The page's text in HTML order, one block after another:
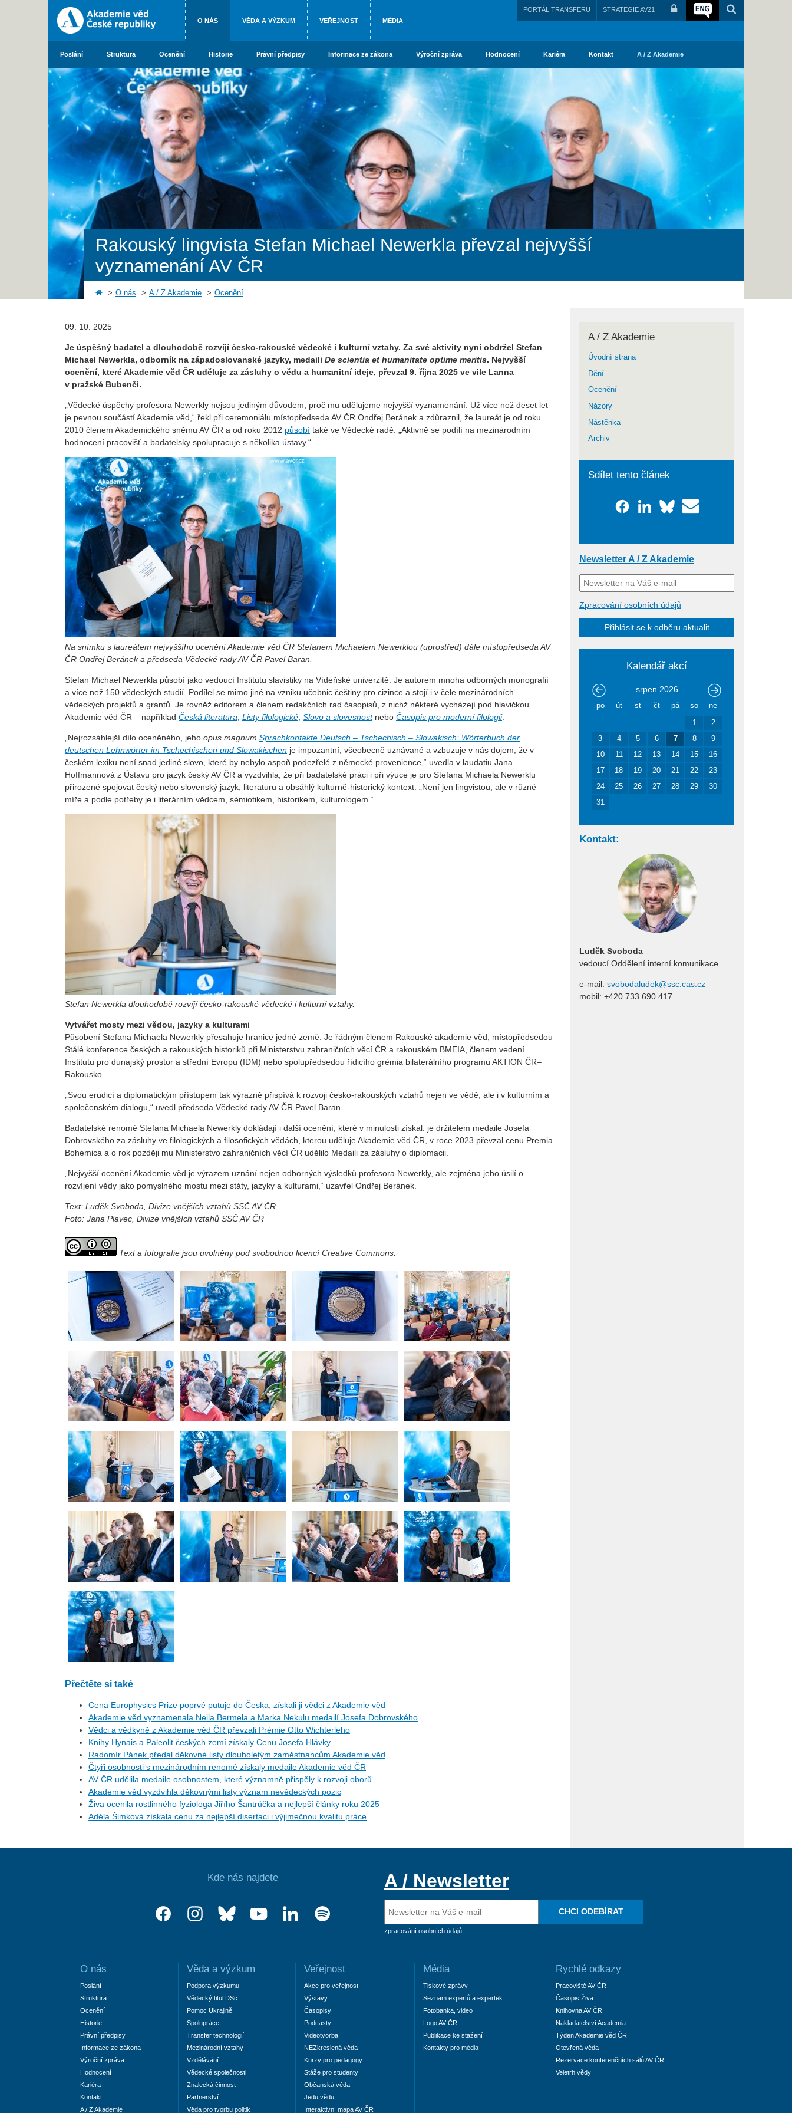
O NÁS VĚDA A VÝZKUM VEŘEJNOST MÉDIA
PORTÁL TRANSFERU STRATEGIE AV21
Poslání Struktura Ocenění Historie Právní předpisy Informace ze zákona Výroční zpráva Hodnocení Kariéra Kontakt A / Z Akademie
Rakouský lingvista Stefan Michael Newerkla převzal nejvyšší
vyznamenání AV ČR
O nás A / Z Akademie Ocenění
09. 10. 2025
Je úspěšný badatel a dlouhodobě rozvíjí česko-rakouské vědecké i kulturní vztahy. Za své aktivity nyní obdržel Stefan
Michael Newerkla, odborník na západoslovanské jazyky, medaili De scientia et humanitate optime meritis. Nejvyšší
ocenění, které Akademie věd ČR uděluje za zásluhy o vědu a humanitní ideje, převzal 9. října 2025 ve vile Lanna
v pražské Bubenči.
„Vědecké úspěchy profesora Newerkly nejsou jediným důvodem, proč mu udělujeme nejvyšší vyznamenání. Už více než deset let
je pevnou součástí Akademie věd,“ řekl při ceremoniálu místopředseda AV ČR Ondřej Beránek a zdůraznil, že laureát je od roku
2010 členem Akademického sněmu AV ČR a od roku 2012 působí také ve Vědecké radě: „Aktivně se podílí na mezinárodním
hodnocení pracovišť a badatelsky spolupracuje s několika ústavy.“
Na snímku s laureátem nejvyššího ocenění Akademie věd ČR Stefanem Michaelem Newerklou (uprostřed) dále místopředseda AV
ČR Ondřej Beránek a předseda Vědecké rady AV ČR Pavel Baran.
Stefan Michael Newerkla působí jako vedoucí Institutu slavistiky na Vídeňské univerzitě. Je autorem mnoha odborných monografií
a více než 150 vědeckých studií. Podílel se mimo jiné na vzniku učebnic češtiny pro cizince a stojí i v čele mezinárodních
vědeckých projektů a grantů. Je rovněž editorem a členem redakčních rad časopisů, z nichž některé vycházejí pod hlavičkou
Akademie věd ČR – například Česká literatura, Listy filologické, Slovo a slovesnostnebo Časopis pro moderní filologii.
„Nejrozsáhlejší dílo oceněného, jeho opus magnum Sprachkontakte Deutsch – Tschechisch – Slowakisch: Wörterbuch der
deutschen Lehnwörter im Tschechischen und Slowakischen je impozantní, všeobecně uznávané a vzbuzuje v nás dojem, že v
českém lexiku není snad jediné slovo, které by nebylo aspoň podezřelé z německé provenience,“ uvedla v laudatiu Jana
Hoffmannová z Ústavu pro jazyk český AV ČR a vyzdvihla, že při badatelské práci i při výuce je pro Stefana Michaela Newerklu
přirozené spojovat český nebo slovenský jazyk, literaturu a obsáhlý kulturně-historický kontext: „Není jen lingvistou, ale v různé
míře a podle potřeby je i literárním vědcem, sémiotikem, historikem, kulturologem.“
Stefan Newerkla dlouhodobě rozvíjí česko-rakouské vědecké i kulturní vztahy.
Vytvářet mosty mezi vědou, jazyky a kulturami
Působení Stefana Michaela Newerkly přesahuje hranice jedné země. Je řádným členem Rakouské akademie věd, místopředsedou
Stálé konference českých a rakouských historiků při Ministerstvu zahraničních věcí ČR a rakouském BMEIA, členem vedení
Institutu pro dunajský prostor a střední Evropu (IDM) nebo spolupředsedou řídicího grémia bilaterálního programu AKTION ČR–
Rakousko.
„Svou erudicí a diplomatickým přístupem tak výrazně přispívá k rozvoji česko-rakouských vztahů nejen ve vědě, ale i v kulturním a
společenském dialogu,“ uvedl předseda Vědecké rady AV ČR Pavel Baran.
Badatelské renomé Stefana Michaela Newerkly dokládají i další ocenění, které v minulosti získal: je držitelem medaile Josefa
Dobrovského za zásluhy ve filologických a filosofických vědách, kterou uděluje Akademie věd ČR, v roce 2023 převzal cenu Premia
Bohemica a o rok později mu Ministerstvo zahraničních věcí ČR udělilo Medaili za zásluhy o diplomacii.
„Nejvyšší ocenění Akademie věd je výrazem uznání nejen odborných výsledků profesora Newerkly, ale zejména jeho úsilí o
rozvíjení vědy jako pomyslného mostu mezi státy, jazyky a kulturami,“ uzavřel Ondřej Beránek.
Text: Luděk Svoboda, Divize vnějších vztahů SSČ AV ČR
Foto: Jana Plavec, Divize vnějších vztahů SSČ AV ČR
Text a fotografie jsou uvolněny pod svobodnou licencí Creative Commons.
Přečtěte si také
Cena Europhysics Prize poprvé putuje do Česka, získali ji vědci z Akademie věd
Akademie věd vyznamenala Neila Bermela a Marka Nekulu medailí Josefa Dobrovského
Vědci a vědkyně z Akademie věd ČR převzali Prémie Otto Wichterleho
Knihy Hynais a Paleolit českých zemí získaly Cenu Josefa Hlávky
Radomír Pánek předal děkovné listy dlouholetým zaměstnancům Akademie věd
Čtyři osobnosti s mezinárodním renomé získaly medaile Akademie věd ČR
AV ČR udělila medaile osobnostem, které významně přispěly k rozvoji oborů
Akademie věd vyzdvihla děkovnými listy význam nevědeckých pozic
Živa ocenila rostlinného fyziologa Jiřího Šantrůčka a nejlepší články roku 2025
Adéla Šimková získala cenu za nejlepší disertaci i výjimečnou kvalitu práce
A / Z Akademie
Úvodní strana
Dění
Ocenění
Názory
Nástěnka
Archiv
Sdílet tento článek
Newsletter A / Z Akademie
Zpracování osobních údajů
Přihlásit se k odběru aktualit
Kalendář akcí
srpen 2026
po út st čt pá so ne
1
2
3
4 5 6 7 8
9
10
11 12 13 14 15
16
17
18 19 20 21 22
23
24
25 26 27 28 29
30
31
Kontakt:
Luděk Svoboda
vedoucí Oddělení interní komunikace
e-mail: svobodaludek@ssc.cas.cz
mobil: +420 733 690 417
Kde nás najdete A / Newsletter
zpracování osobních údajů
CHCI ODEBÍRAT
O nás
Poslání
Struktura
Ocenění
Historie
Právní předpisy
Informace ze zákona
Výroční zpráva
Hodnocení
Kariéra
Kontakt
A / Z Akademie
Věda a výzkum
Podpora výzkumu
Vědecký titul DSc.
Pomoc Ukrajině
Spolupráce
Transfer technologií
Mezinárodní vztahy
Vzdělávání
Vědecké společnosti
Znalecká činnost
Partnerství
Věda pro tvorbu politik
Veřejnost
Akce pro veřejnost
Výstavy
Časopisy
Podcasty
Videotvorba
NEZkreslená věda
Kurzy pro pedagogy
Stáže pro studenty
Občanská věda
Jedu vědu
Interaktivní mapa AV ČR
Média
Tiskové zprávy
Seznam expertů a expertek
Fotobanka, video
Logo AV ČR
Publikace ke stažení
Kontakty pro média
Rychlé odkazy
Pracoviště AV ČR
Časopis Živa
Knihovna AV ČR
Nakladatelství Academia
Týden Akademie věd ČR
Otevřená věda
Rezervace konferenčních sálů AV ČR
Veletrh vědy